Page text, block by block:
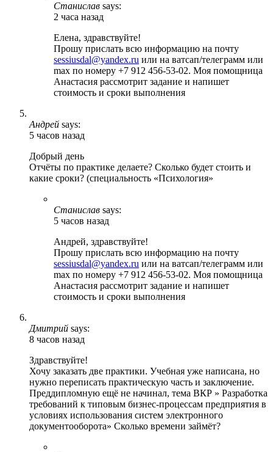
Станислав says:
2 часа назад
Елена, здравствуйте!
Прошу прислать всю информацию на почту
sessiusdal@yandex.ru или на ватсап/телеграмм или
max по номеру +7 912 456-53-02. Моя помощница
Анастасия рассмотрит задание и напишет
стоимость и сроки выполнения
Андрей says:
5 часов назад
Добрый день
Отчёты по практике делаете? Сколько будет стоить и
какие сроки? (специальность «Психология»
Станислав says:
5 часов назад
Андрей, здравствуйте!
Прошу прислать всю информацию на почту
sessiusdal@yandex.ru или на ватсап/телеграмм или
max по номеру +7 912 456-53-02. Моя помощница
Анастасия рассмотрит задание и напишет
стоимость и сроки выполнения
Дмитрий says:
8 часов назад
Здравствуйте!
Хочу заказать две практики. Учебная уже написана, но
нужно переписать практическую часть и заключение.
Преддипломную ещё не начинал, тема ВКР » Разработка
требований к типовым бизнес-процессам предприятия в
условиях использования систем электронного
документооборота» Сколько времени займёт?